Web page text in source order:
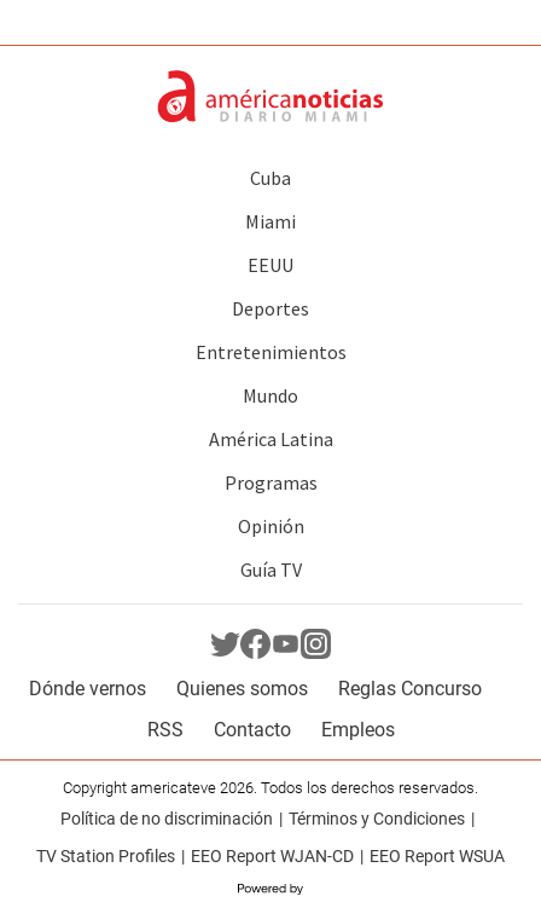
Cuba
Miami
EEUU
Deportes
Entretenimientos
Mundo
América Latina
Programas
Opinión
Guía TV
Dónde vernos Quienes somos
Reglas Concurso
RSS
Contacto Empleos
Copyright americateve 2026. Todos los derechos reservados.
Política de no discriminación
Términos y Condiciones
TV Station Profiles
EEO Report WJAN-CD EEO Report WSUA